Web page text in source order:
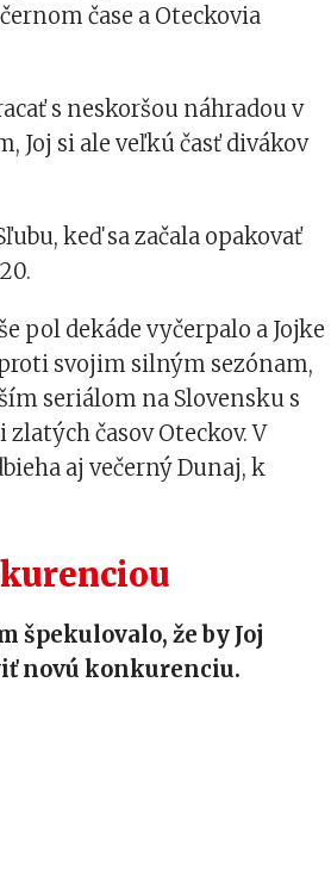
čase a Oteckovia
s neskoršou náhradou v
Joj si ale veľkú časť divákov
keď sa začala opakovať
pol dekáde vyčerpalo a Jojke
svojim silným sezónam,
seriálom na Slovensku s
časov Oteckov. V
aj večerný Dunaj, k
špekulovalo, že by Joj
novú konkurenciu.